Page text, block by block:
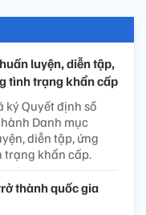
luyện, diễn tập,
tình trạng khẩn cấp
ký Quyết định số
Danh mục
diễn tập, ứng
trạng khẩn cấp.
thành quốc gia